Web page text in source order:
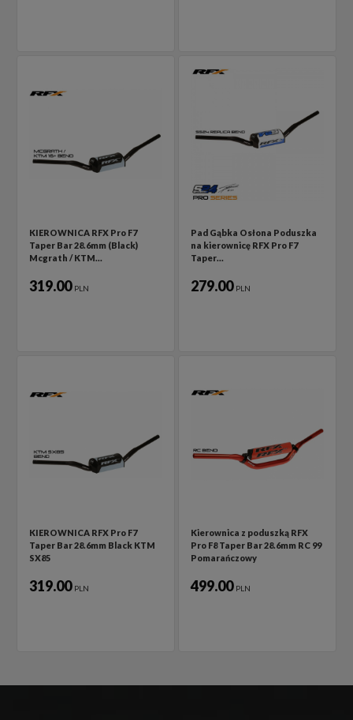
KIEROWNICA RFX Pro F7
Taper Bar 28.6mm (Black)
Mcgrath / KTM…
319.00 PLN
Pad Gąbka Osłona Poduszka
na kierownicę RFX Pro F7
Taper…
279.00 PLN
KIEROWNICA RFX Pro F7
Taper Bar 28.6mm Black KTM
SX85
319.00 PLN
Kierownica z poduszką RFX
Pro F8 Taper Bar 28.6mm RC 99
Pomarańczowy
499.00 PLN